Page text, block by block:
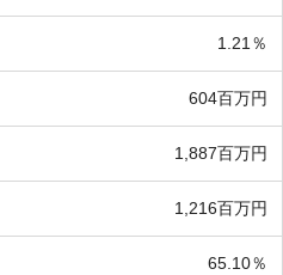
1.21％
604百万円
1,887百万円
1,216百万円
65.10％